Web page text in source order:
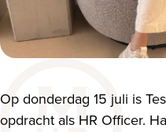
Op donderdag 15 juli is
opdracht als HR Officer.